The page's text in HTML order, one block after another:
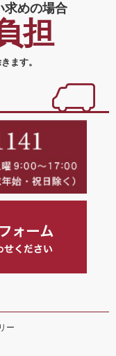
求めの場合
担
ます。
ー